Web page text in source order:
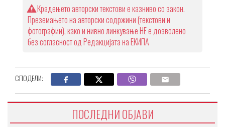
Крадењето авторски текстови е казниво со закон.
Преземањето на авторски содржини (текстови и
фотографии), како и нивно линкување НЕ е дозволено
без согласност од Редакцијата на ЕКИПА
СПОДЕЛИ:
ПОСЛЕДНИ ОБЈАВИ